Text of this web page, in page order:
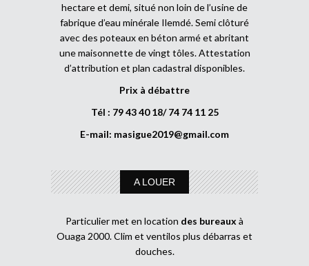
hectare et demi, situé non loin de l’usine de
fabrique d’eau minérale Ilemdé. Semi clôturé
avec des poteaux en béton armé et abritant
une maisonnette de vingt tôles. Attestation
d’attribution et plan cadastral disponibles.
Prix à débattre
Tél : 79 43 40 18/ 74 74 11 25
E-mail: masigue2019@gmail.com
A LOUER
Particulier met en location des bureaux à
Ouaga 2000. Clim et ventilos plus débarras et
douches.